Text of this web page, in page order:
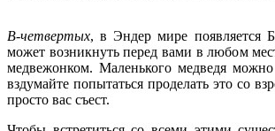
В-четвертых, в Эндер мире появляется
может возникнуть перед вами в любом
медвежонком. Маленького медведя
вздумайте попытаться проделать это со
просто вас съест.